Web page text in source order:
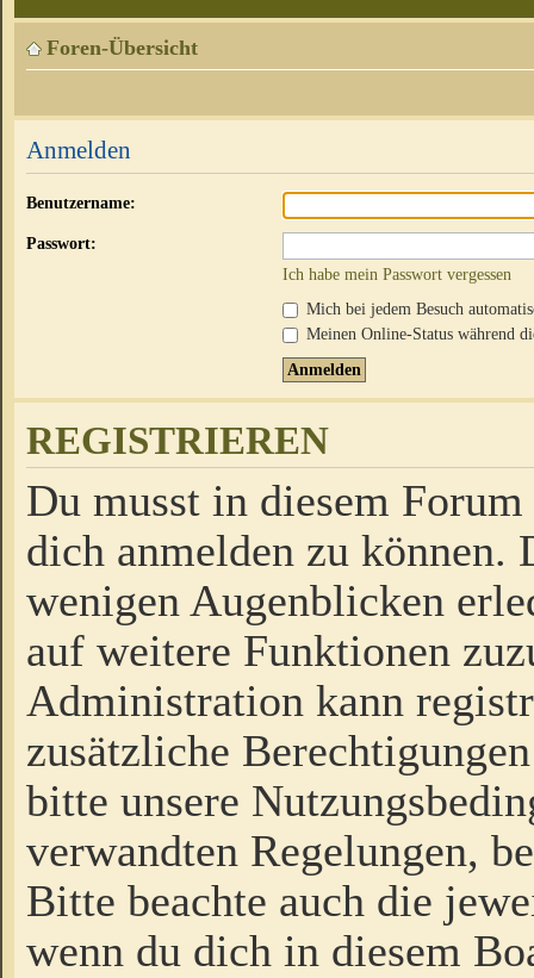
Foren-Übersicht
Anmelden
Benutzername:
Passwort:
Ich habe mein Passwort vergessen
Mich bei jedem Besuch
Meinen Online-Status während
REGISTRIEREN
Du musst in diesem
dich anmelden zu
wenigen Augenblicken
auf weitere Funktionen
Administration kann
zusätzliche
bitte unsere
verwandten Regelungen,
Bitte beachte auch die
wenn du dich in diesem